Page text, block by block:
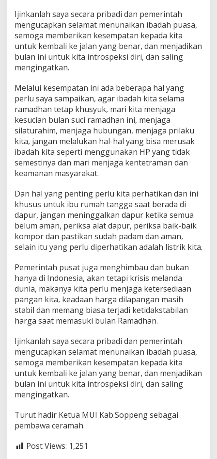
Ijinkanlah saya secara pribadi dan pemerintah
mengucapkan selamat menunaikan ibadah puasa,
semoga memberikan kesempatan kepada kita
untuk kembali ke jalan yang benar, dan menjadikan
bulan ini untuk kita introspeksi diri, dan saling
mengingatkan.
Melalui kesempatan ini ada beberapa hal yang
perlu saya sampaikan, agar ibadah kita selama
ramadhan tetap khusyuk, mari kita menjaga
kesucian bulan suci ramadhan ini, menjaga
silaturahim, menjaga hubungan, menjaga prilaku
kita, jangan melalukan hal-hal yang bisa merusak
ibadah kita seperti menggunakan HP yang tidak
semestinya dan mari menjaga kentetraman dan
keamanan masyarakat.
Dan hal yang penting perlu kita perhatikan dan ini
khusus untuk ibu rumah tangga saat berada di
dapur, jangan meninggalkan dapur ketika semua
belum aman, periksa alat dapur, periksa baik-baik
kompor dan pastikan sudah padam dan aman,
selain itu yang perlu diperhatikan adalah listrik kita.
Pemerintah pusat juga menghimbau dan bukan
hanya di Indonesia, akan tetapi krisis melanda
dunia, makanya kita perlu menjaga ketersediaan
pangan kita, keadaan harga dilapangan masih
stabil dan memang biasa terjadi ketidakstabilan
harga saat memasuki bulan Ramadhan.
Ijinkanlah saya secara pribadi dan pemerintah
mengucapkan selamat menunaikan ibadah puasa,
semoga memberikan kesempatan kepada kita
untuk kembali ke jalan yang benar, dan menjadikan
bulan ini untuk kita introspeksi diri, dan saling
mengingatkan.
Turut hadir Ketua MUI Kab.Soppeng sebagai
pembawa ceramah.
Post Views: 1,251